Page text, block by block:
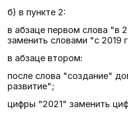
б) в пункте 2:
в абзаце первом слова "в
заменить словами "с 2019
в абзаце втором:
после слова "создание"
развитие";
цифры "2021" заменить